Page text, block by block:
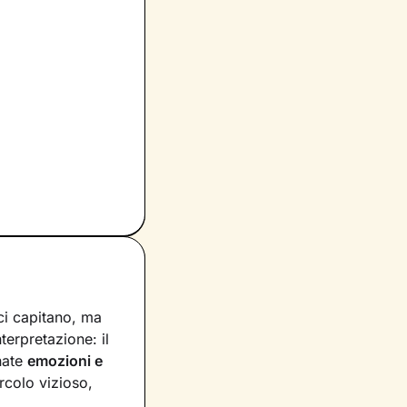
capitano, ma
il
emozioni e
vizioso,